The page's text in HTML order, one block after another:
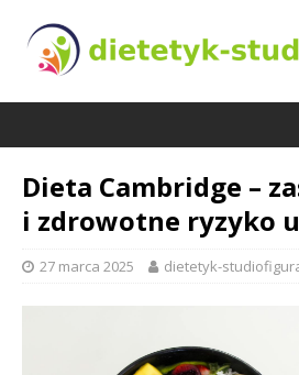
Dieta Cambridge –
i zdrowotne ryzyko
27 marca 2025 dietetyk-